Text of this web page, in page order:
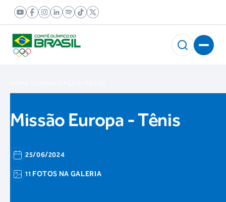
Missão Europa - Tênis
25/06/2024
11 FOTOS NA GALERIA